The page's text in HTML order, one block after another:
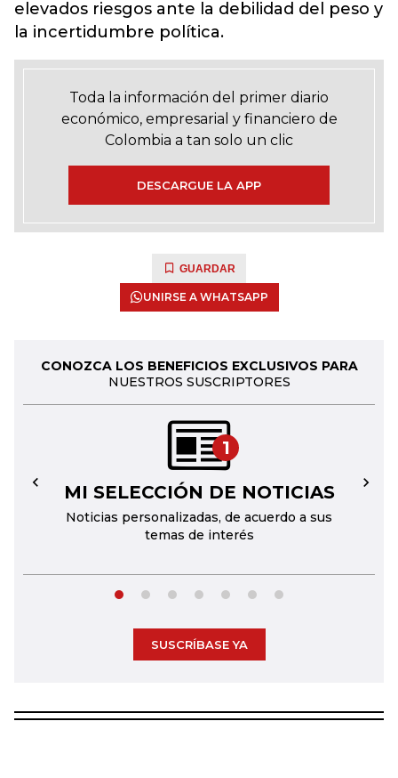
elevados riesgos ante la debilidad del peso y
la incertidumbre política.
Toda la información del primer diario
económico, empresarial y financiero de
Colombia a tan solo un clic
DESCARGUE LA APP
GUARDAR
UNIRSE A WHATSAPP
CONOZCA LOS BENEFICIOS EXCLUSIVOS PARA
NUESTROS SUSCRIPTORES
1
MI SELECCIÓN DE NOTICIAS
Noticias personalizadas, de acuerdo a sus
temas de interés
← →
SUSCRÍBASE YA